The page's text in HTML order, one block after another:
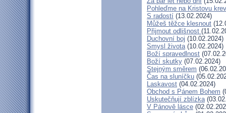
Pohleďme na Kristovu krev
S radostí (13.02.2024)
Můžeš těžce klesnout
Přijmout odlišnost
Duchovní boj (10.02.2024)
Smysl života(10.02.2024)
Boží spravedlnost
Boží skutky (07.02.2024)
Stejným směrem
Čas na sluníčku
Laskavost (04.02.2024)
Obchod s Pánem Bohem
Uskutečňují zblízka
V Pánově lásce